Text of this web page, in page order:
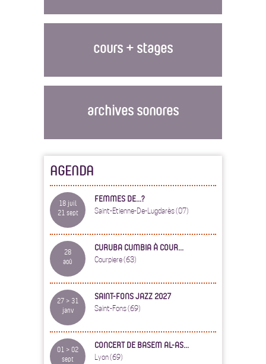
cours + stages
archives sonores
AGENDA
18 juil
21 sept
FEMMES DE...?
Saint-Etienne-De-Lugdarès (07)
28
aoû
CURUBA CUMBIA À COUR...
Courpiere (63)
27 > 31
janv
SAINT-FONS JAZZ 2027
Saint-Fons (69)
01 > 02
sept
CONCERT DE BASEM AL-AS...
Lyon (69)